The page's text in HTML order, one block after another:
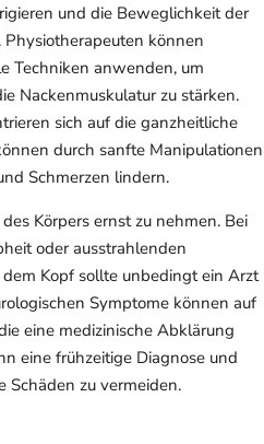
und die Beweglichkeit der
können
Techniken anwenden, um
Nackenmuskulatur zu stärken.
sich auf die ganzheitliche
durch sanfte Manipulationen
Schmerzen lindern.
Körpers ernst zu nehmen. Bei
oder ausstrahlenden
Kopf sollte unbedingt ein Arzt
Symptome können auf
eine medizinische Abklärung
eine frühzeitige Diagnose und
Schäden zu vermeiden.